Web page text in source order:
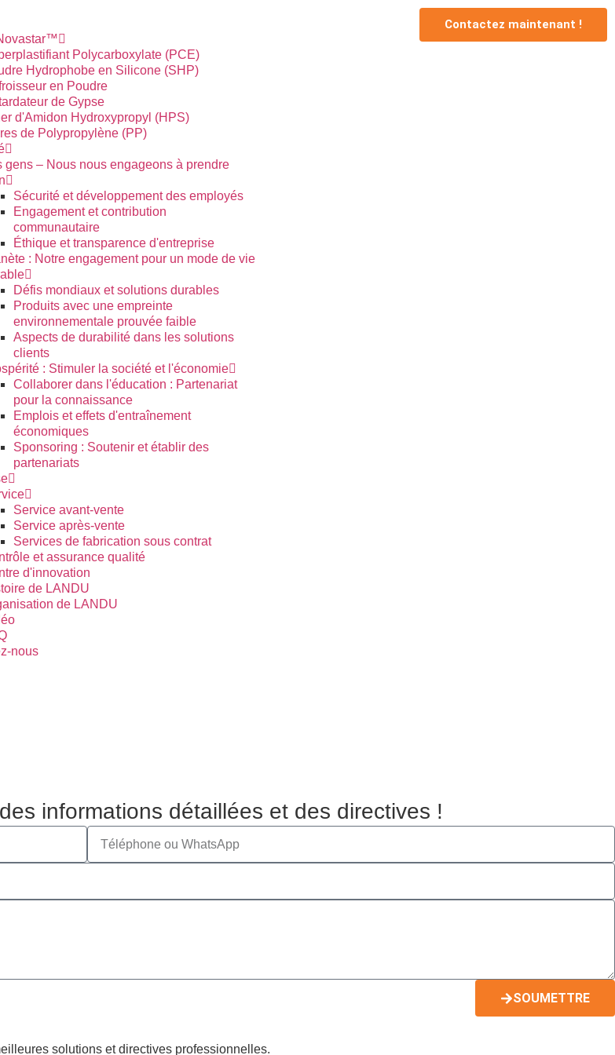
Polycarboxylate (PCE)
Hydrophobe en Silicone (SHP)
en Poudre
de Gypse
d'Amidon Hydroxypropyl (HPS)
de Polypropylène (PP)
gens – Nous nous engageons à prendre
Sécurité et développement des employés
Engagement et contribution
communautaire
Éthique et transparence d'entreprise
: Notre engagement pour un mode de vie
Défis mondiaux et solutions durables
Produits avec une empreinte
environnementale prouvée faible
Aspects de durabilité dans les solutions
clients
: Stimuler la société et l'économie
Collaborer dans l'éducation : Partenariat
pour la connaissance
Emplois et effets d'entraînement
économiques
Sponsoring : Soutenir et établir des
partenariats
Service avant-vente
Service après-vente
Services de fabrication sous contrat
et assurance qualité
d'innovation
de LANDU
de LANDU
nous
Contactez maintenant !
informations détaillées et des directives !
SOUMETTRE
solutions et directives professionnelles.